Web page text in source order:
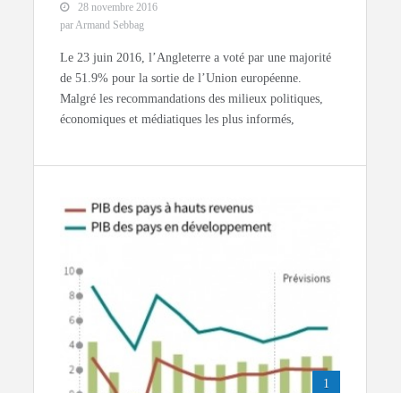
28 novembre 2016
par Armand Sebbag
Le 23 juin 2016, l’Angleterre a voté par une majorité
de 51.9% pour la sortie de l’Union européenne.
Malgré les recommandations des milieux politiques,
économiques et médiatiques les plus informés,
1